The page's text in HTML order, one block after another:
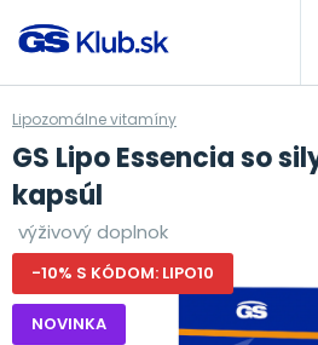
Lipozomálne vitamíny
GS Lipo Essencia so
kapsúl
výživový doplnok
-10% S KÓDOM: LIPO10
NOVINKA